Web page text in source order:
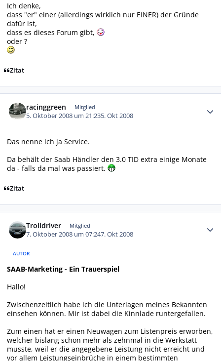
Ich denke,
dass "er" einer (allerdings wirklich nur EINER) der Gründe
dafür ist,
dass es dieses Forum gibt,
oder ?
Zitat
racinggreen Mitglied
5. Oktober 2008 um 21:235. Okt 2008
Das nenne ich ja Service.
Da behält der Saab Händler den 3.0 TID extra einige Monate
da - falls da mal was passiert.
Zitat
Trolldriver Mitglied
7. Oktober 2008 um 07:247. Okt 2008
AUTOR
SAAB-Marketing - Ein Trauerspiel
Hallo!
Zwischenzeitlich habe ich die Unterlagen meines Bekannten
einsehen können. Mir ist dabei die Kinnlade runtergefallen.
Zum einen hat er einen Neuwagen zum Listenpreis erworben,
welcher bislang schon mehr als zehnmal in die Werkstatt
musste, weil er die angegebene Leistung nicht erreicht und
vor allem Leistungseinbrüche in einem bestimmten